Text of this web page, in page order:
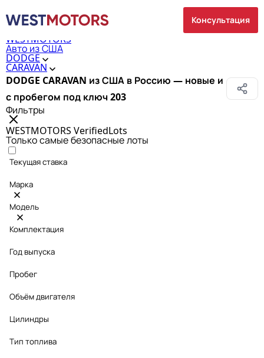
Консультация
WESTMOTORS
Авто из США
DODGE
CARAVAN
DODGE CARAVAN из США в Россию — новые и
с пробегом под ключ203
Фильтры
WESTMOTORS VerifiedLots
Только самые безопасные лоты
Текущая ставка
Марка
Модель
Комплектация
Год выпуска
Пробег
Объём двигателя
Цилиндры
Тип топлива